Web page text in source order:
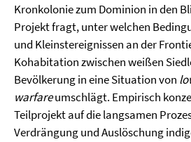
Kronkolonie zum Dominion in den
Projekt fragt, unter welchen
und Kleinstereignissen an der
Kohabitation zwischen weißen
Bevölkerung in eine Situation von
warfareumschlägt. Empirisch
Teilprojekt auf die langsamen
Verdrängung und Auslöschung